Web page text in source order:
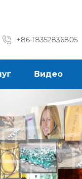
+86-18352836805
Видео